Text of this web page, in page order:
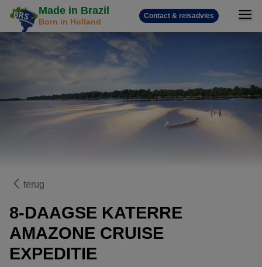
Made in Brazil
Born in Holland
Contact & reisadvies
terug
8-DAAGSE KATERRE
AMAZONE CRUISE
EXPEDITIE